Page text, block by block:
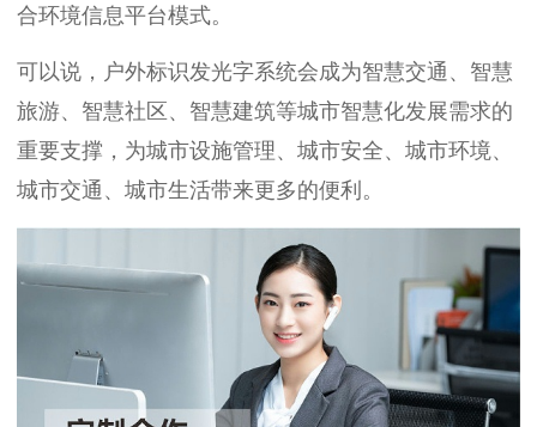
合环境信息平台模式。
可以说，户外标识发光字系统会成为智慧交通、智慧
旅游、智慧社区、智慧建筑等城市智慧化发展需求的
重要支撑，为城市设施管理、城市安全、城市环境、
城市交通、城市生活带来更多的便利。